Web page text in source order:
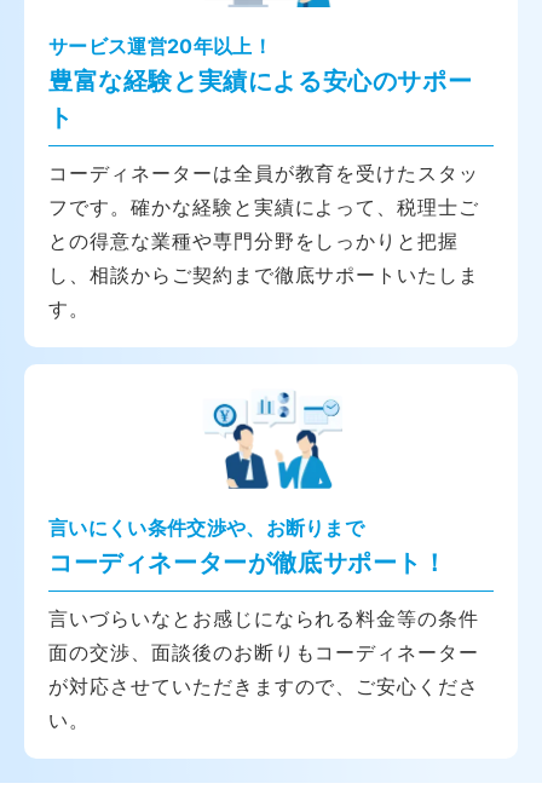
サービス運営20年以上！
豊富な経験と実績による安心のサポー
ト
コーディネーターは全員が教育を受けたスタッ
フです。確かな経験と実績によって、税理士ご
との得意な業種や専門分野をしっかりと把握
し、相談からご契約まで徹底サポートいたしま
す。
言いにくい条件交渉や、お断りまで
コーディネーターが徹底サポート！
言いづらいなとお感じになられる料金等の条件
面の交渉、面談後のお断りもコーディネーター
が対応させていただきますので、ご安心くださ
い。